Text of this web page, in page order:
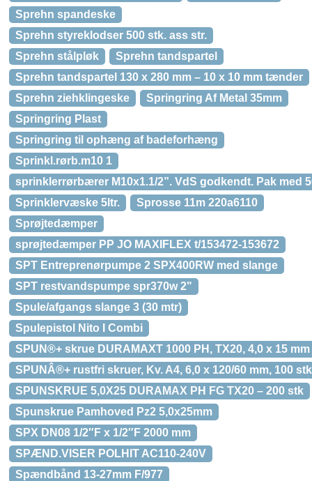
Sprehn spandeske
Sprehn styreklodser 500 stk. ass str.
Sprehn stålpløk
Sprehn tandspartel
Sprehn tandspartel 130 x 280 mm – 10 x 10 mm tænder
Sprehn ziehklingeske
Springring Af Metal 35mm
Springring Plast
Springring til ophæng af badeforhæng
Sprinkl.rørb.m10 1
sprinklerrørbærer M10x1.1/2”. VdS godkendt. Pak med
Sprinklervæske 5ltr.
Sprosse 11m 220a6110
Sprøjtedæmper
sprøjtedæmper PP JO MAXIFLEX t/153472-153672
SPT Entreprenørpumpe 2 SPX400RW med slange
SPT restvandspumpe spr370w 2"
Spule/afgangs slange 3 (30 mtr)
Spulepistol Nito I Combi
SPUN®+ skrue DURAMAXT 1000 PH, TX20, 4,0 x 15
SPUNÂ®+ rustfri skruer, Kv. A4, 6,0 x 120/60 mm, 100
SPUNSKRUE 5,0X25 DURAMAX PH FG TX20 – 200 stk
Spunskrue Pamhoved Pz2 5,0x25mm
SPX DN08 1/2″F x 1/2″F 2000 mm
SPÆND.VISER POLHIT AC110-240V
Spændbånd 13-27mm F/977